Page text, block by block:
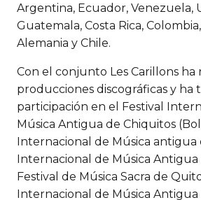
Argentina, Ecuador, Venezuela,
Guatemala, Costa Rica,
Alemania y Chile.
Con el conjunto Les Carillons ha
producciones discográficas y ha
participación en el Festival
Música Antigua de Chiquitos
Internacional de Música antigua
Internacional de Música Antigua
Festival de Música Sacra de
Internacional de Música Antigua